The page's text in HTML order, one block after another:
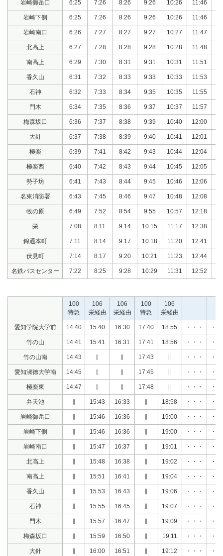
岩崎御岳口 6:25 7:26 8:26 9:26 10:26 11:46
岩崎下側 6:25 7:26 8:26 9:26 10:26 11:46
岩崎南口 6:26 7:27 8:27 9:27 10:27 11:47
北高上 6:27 7:28 8:28 9:28 10:28 11:48
南高上 6:29 7:30 8:31 9:31 10:31 11:51
香久山 6:31 7:32 8:33 9:33 10:33 11:53
石神 6:32 7:33 8:34 9:35 10:35 11:55
門木 6:34 7:35 8:36 9:37 10:37 11:57
梅森坂口 6:36 7:37 8:38 9:39 10:40 12:00
大針 6:37 7:38 8:39 9:40 10:41 12:01
極楽 6:39 7:41 8:42 9:43 10:44 12:04
極楽西 6:40 7:42 8:43 9:44 10:45 12:05
勢子坊 6:41 7:43 8:44 9:45 10:46 12:06
名東消防署 6:43 7:45 8:46 9:47 10:48 12:08
牧の原 6:49 7:52 8:54 9:55 10:57 12:18
栄 7:08 8:11 9:14 10:15 11:17 12:38
錦通本町 7:11 8:14 9:17 10:18 11:20 12:41
伏見町 7:14 8:17 9:20 10:21 11:23 12:44
名鉄バスセンター 7:22 8:25 9:28 10:29 11:31 12:52
100
特急
106
栄経由
106
栄経由
100
特急
106
栄経由
愛知学院大学前 14:40 15:40 16:30 17:40 18:55 ・・・ ・
竹の山 14:41 15:41 16:31 17:41 18:56 ・・・ ・
竹の山南 14:43 17:43 ・・・ ・
愛知淑徳大学南 14:45 17:45 ・・・ ・
極楽東 14:47 17:48 ・・・ ・
弁天池 15:43 16:33 18:58 ・・・ ・
岩崎御岳口 15:46 16:36 19:00 ・・・ ・
岩崎下側 15:46 16:36 19:00 ・・・ ・
岩崎南口 15:47 16:37 19:01 ・・・ ・
北高上 15:48 16:38 19:02 ・・・ ・
南高上 15:51 16:41 19:04 ・・・ ・
香久山 15:53 16:43 19:06 ・・・ ・
石神 15:55 16:45 19:07 ・・・ ・
門木 15:57 16:47 19:09 ・・・ ・
梅森坂口 15:59 16:50 19:11 ・・・ ・
大針 16:00 16:51 19:12 ・・・ ・